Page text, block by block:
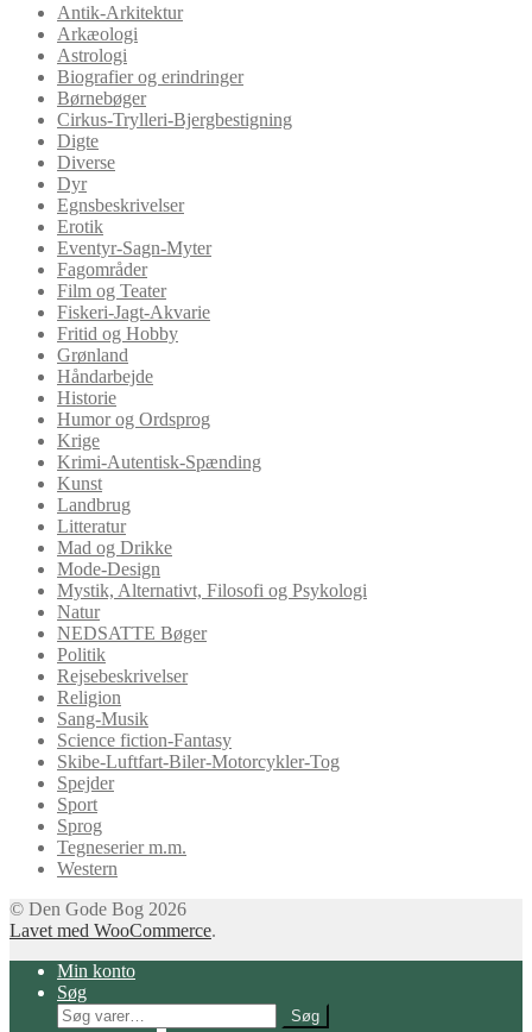
Antik-Arkitektur
Arkæologi
Astrologi
Biografier og erindringer
Børnebøger
Cirkus-Trylleri-Bjergbestigning
Digte
Diverse
Dyr
Egnsbeskrivelser
Erotik
Eventyr-Sagn-Myter
Fagområder
Film og Teater
Fiskeri-Jagt-Akvarie
Fritid og Hobby
Grønland
Håndarbejde
Historie
Humor og Ordsprog
Krige
Krimi-Autentisk-Spænding
Kunst
Landbrug
Litteratur
Mad og Drikke
Mode-Design
Mystik, Alternativt, Filosofi og Psykologi
Natur
NEDSATTE Bøger
Politik
Rejsebeskrivelser
Religion
Sang-Musik
Science fiction-Fantasy
Skibe-Luftfart-Biler-Motorcykler-Tog
Spejder
Sport
Sprog
Tegneserier m.m.
Western
© Den Gode Bog 2026
Lavet med WooCommerce.
Min konto
Søg
Søg
Søg